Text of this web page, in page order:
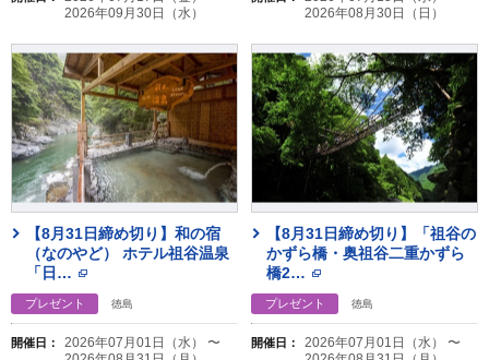
2026年09月30日（水）
2026年08月30日（日）
【8月31日締め切り】和の宿
（なのやど） ホテル祖谷温泉
「日 …
プレゼント 徳島
開催日：
2026年07月01日（水） 〜
【8月31日締め切り】「祖谷の
かずら橋・奥祖谷二重かずら
橋2…
プレゼント 徳島
開催日：
2026年07月01日（水） 〜